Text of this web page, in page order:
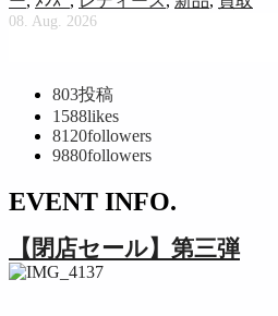
08. Aug. 2026
803投稿
1588likes
8120followers
9880followers
EVENT INFO.
【閉店セール】第三弾